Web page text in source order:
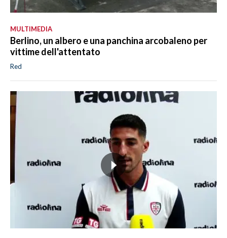
MULTIMEDIA
Berlino, un albero e una panchina arcobaleno per
vittime dell'attentato
Red